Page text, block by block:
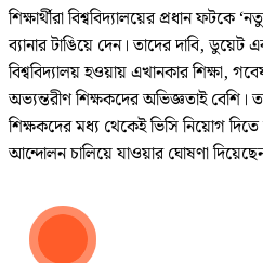
শিক্ষার্থীরা বিশ্ববিদ্যালয়ের প্রধান ফটকে
ব্যানার টাঙিয়ে দেন। তাদের দাবি,
বিশ্ববিদ্যালয় হওয়ায় এখানকার শিক্ষা,
অভ্যন্তরীণ শিক্ষকদের অভিজ্ঞতাই বেশি।
শিক্ষকদের মধ্য থেকেই ভিসি নিয়োগ দিতে
আন্দোলন চালিয়ে যাওয়ার ঘোষণা